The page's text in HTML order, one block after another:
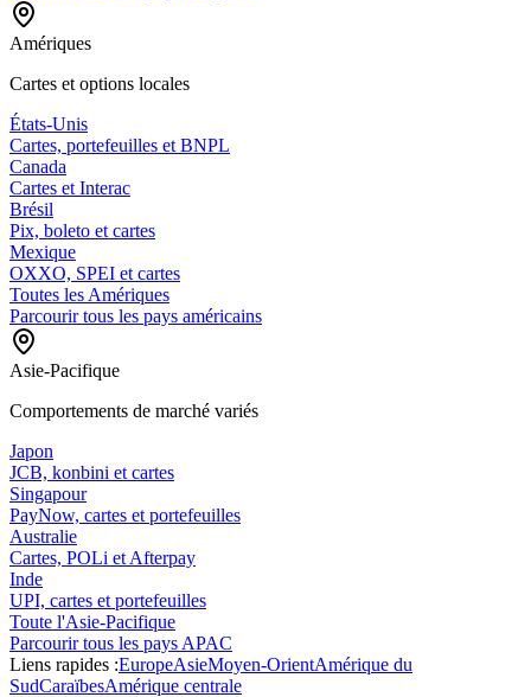
Amériques
Cartes et options locales
États-Unis
Cartes, portefeuilles et BNPL
Canada
Cartes et Interac
Brésil
Pix, boleto et cartes
Mexique
OXXO, SPEI et cartes
Toutes les Amériques
Parcourir tous les pays américains
Asie-Pacifique
Comportements de marché variés
Japon
JCB, konbini et cartes
Singapour
PayNow, cartes et portefeuilles
Australie
Cartes, POLi et Afterpay
Inde
UPI, cartes et portefeuilles
Toute l'Asie-Pacifique
Parcourir tous les pays APAC
Liens rapides :EuropeAsieMoyen-OrientAmérique du
SudCaraïbesAmérique centrale